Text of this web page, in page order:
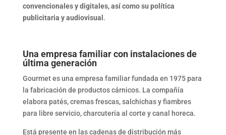
convencionales y digitales, así como su política
publicitaria y audiovisual .
Una empresa familiar con instalaciones de
última generación
Gourmet es una empresa familiar fundada en 1975 para
la fabricación de productos cárnicos. La compañía
elabora patés, cremas frescas, salchichas y fiambres
para libre servicio, charcutería al corte y canal horeca.
Está presente en las cadenas de distribución más